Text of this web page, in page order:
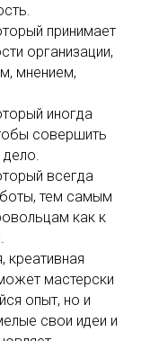
принимает
организации,
мнением,
иногда
совершить
дело.
всегда
тем самым
как к
креативная
мастерски
опыт, но и
свои идеи и